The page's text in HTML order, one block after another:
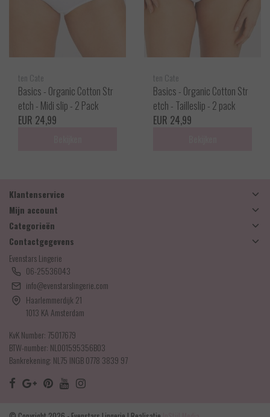
ten Cate
Basics - Organic Cotton Str
etch - Midi slip - 2 Pack
EUR 24,99
ten Cate
Basics - Organic Cotton Str
etch - Tailleslip - 2 pack
EUR 24,99
Klantenservice
Mijn account
Categorieën
Contactgegevens
Evenstars Lingerie
06-25536043
info@evenstarslingerie.com
Haarlemmerdijk 21
1013 KA Amsterdam
KvK Number: 75017679
BTW-number: NL001595356B03
Bankrekening: NL75 INGB 0778 3839 97